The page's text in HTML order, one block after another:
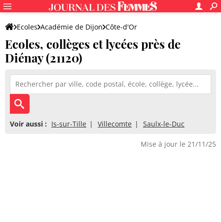
Ecoles Académie de Dijon Côte-d'Or
Ecoles, collèges et lycées près de
Diénay (21120)
Voir aussi : Is-sur-Tille Villecomte Saulx-le-Duc
Mise à jour le 21/11/25